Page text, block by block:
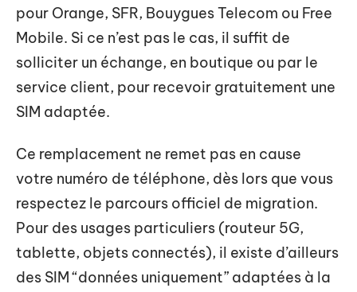
pour Orange, SFR, Bouygues Telecom ou Free
Mobile. Si ce n’est pas le cas, il suffit de
solliciter un échange, en boutique ou par le
service client, pour recevoir gratuitement une
SIM adaptée.
Ce remplacement ne remet pas en cause
votre numéro de téléphone, dès lors que vous
respectez le parcours officiel de migration.
Pour des usages particuliers (routeur 5G,
tablette, objets connectés), il existe d’ailleurs
des SIM “données uniquement” adaptées à la